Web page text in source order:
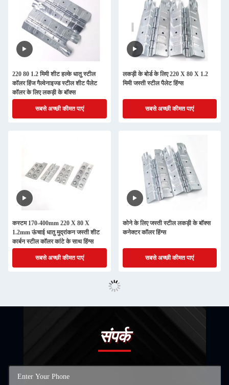
220 80 1.2 मिमी शीट हल्के धातु स्टील
कॉलर हिंज गैल्वेनाइज्ड स्टील शीट पैलेट
कॉलर के लिए लकड़ी के बॉक्स
सबसे अच्छी कीमत पाएं
लकड़ी के बोर्ड के लिए 220 X 80 X 1.2
मिमी जस्ती स्टील पैलेट हिंग्स
सबसे अच्छी कीमत पाएं
कस्टम 170-400mm 220 X 80 X
1.2mm ऊंचाई धातु मुद्रांकन जस्ती शीट
कार्बन स्टील कॉलर कांटे के साथ हिंग्स
सबसे अच्छी कीमत पाएं
कोने के लिए जस्ती स्टील लकड़ी के बॉक्स
कनेक्टर कॉलर हिंग्स
सबसे अच्छी कीमत पाएं
संपर्क